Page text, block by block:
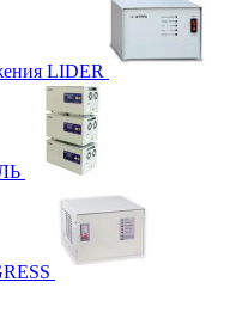
LIDER